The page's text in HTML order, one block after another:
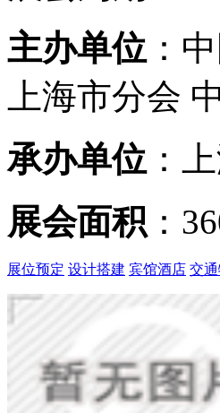
主办单位 ：
上海市分会
承办单位 ：
展会面积 ：
展位预定 设计搭建 宾馆酒店 交